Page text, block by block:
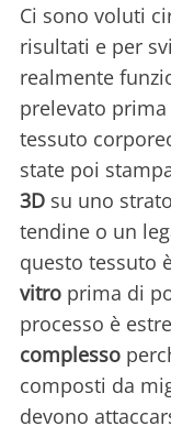
Ci sono voluti
risultati e per
realmente
prelevato
tessuto
state poi
3D su uno
tendine o un
questo tessuto
vitro prima di
processo è
complesso
composti da
devono